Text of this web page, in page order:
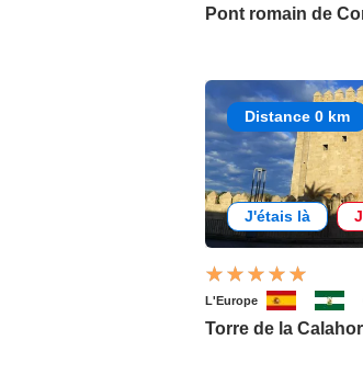
Pont romain de
Distance 0 km
J'étais là
L'Europe
Torre de la